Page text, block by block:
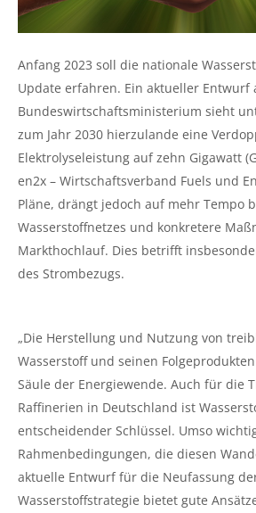
Anfang 2023 soll die nationale
Update erfahren. Ein aktueller Entwurf
Bundeswirtschaftsministerium sieht
zum Jahr 2030 hierzulande eine
Elektrolyseleistung auf zehn Gigawatt
en2x – Wirtschaftsverband Fuels und
Pläne, drängt jedoch auf mehr Tempo
Wasserstoffnetzes und konkretere
Markthochlauf. Dies betrifft
des Strombezugs.
„Die Herstellung und Nutzung von
Wasserstoff und seinen
Säule der Energiewende. Auch für die
Raffinerien in Deutschland ist
entscheidender Schlüssel. Umso
Rahmenbedingungen, die diesen
aktuelle Entwurf für die Neufassung
Wasserstoffstrategie bietet gute